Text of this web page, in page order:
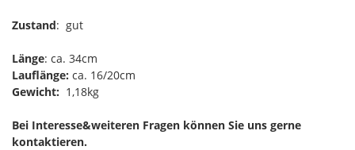
Zustand: gut
Länge: ca. 34cm
Lauflänge: ca. 16/20cm
Gewicht: 1,18kg
Bei Interesse&weiteren Fragen können Sie uns gerne
kontaktieren.